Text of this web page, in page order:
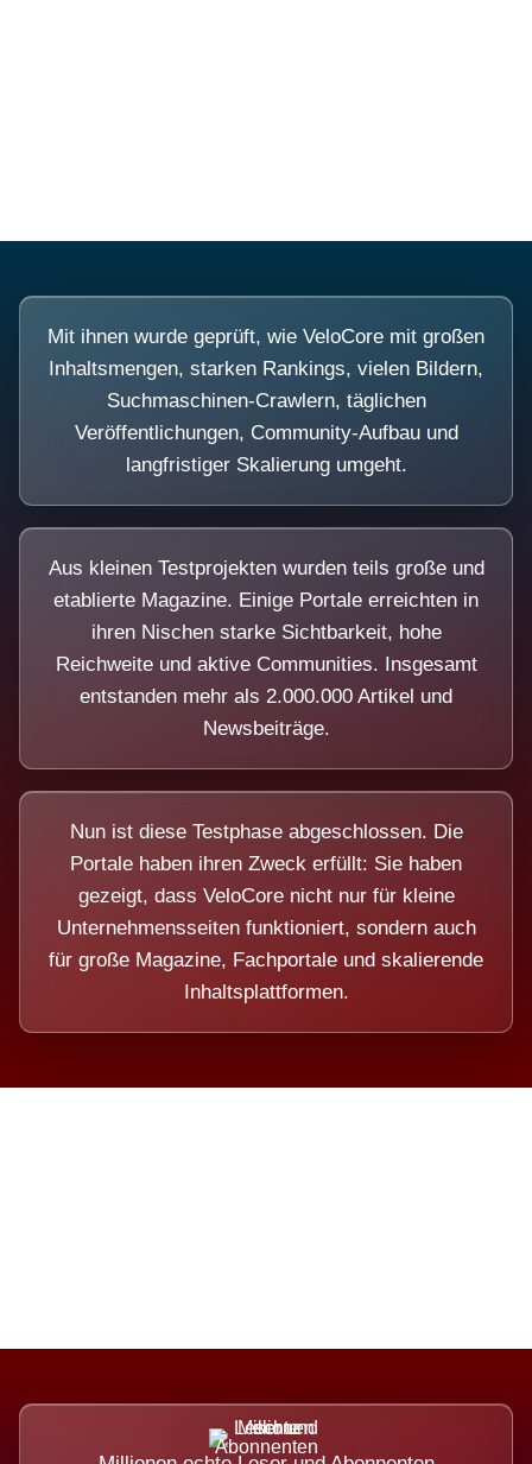
Mit ihnen wurde geprüft, wie VeloCore mit großen
Inhaltsmengen, starken Rankings, vielen Bildern,
Suchmaschinen-Crawlern, täglichen
Veröffentlichungen, Community-Aufbau und
langfristiger Skalierung umgeht.
Aus kleinen Testprojekten wurden teils große und
etablierte Magazine. Einige Portale erreichten in
ihren Nischen starke Sichtbarkeit, hohe
Reichweite und aktive Communities. Insgesamt
entstanden mehr als 2.000.000 Artikel und
Newsbeiträge.
Nun ist diese Testphase abgeschlossen. Die
Portale haben ihren Zweck erfüllt: Sie haben
gezeigt, dass VeloCore nicht nur für kleine
Unternehmensseiten funktioniert, sondern auch
für große Magazine, Fachportale und skalierende
Inhaltsplattformen.